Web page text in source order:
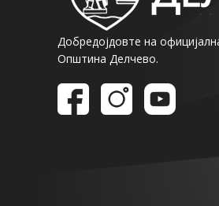
Добредојдовте на
Општина Делчево.